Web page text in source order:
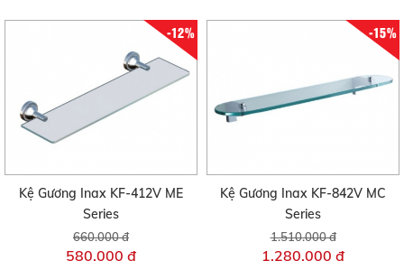
-12%
Kệ Gương Inax KF-412V ME
Series
660.000 đ
580.000 đ
-15%
Kệ Gương Inax KF-842V MC
Series
1.510.000 đ
1.280.000 đ